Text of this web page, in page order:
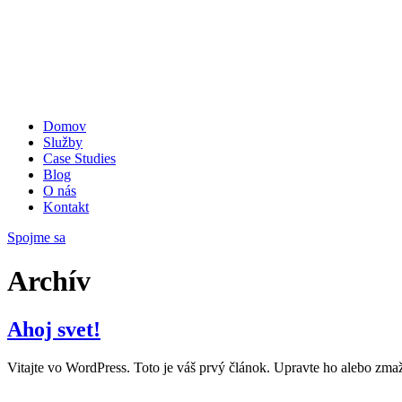
Domov
Služby
Case Studies
Blog
O nás
Kontakt
Spojme sa
Archív
Ahoj svet!
Vitajte vo WordPress. Toto je váš prvý článok. Upravte ho alebo